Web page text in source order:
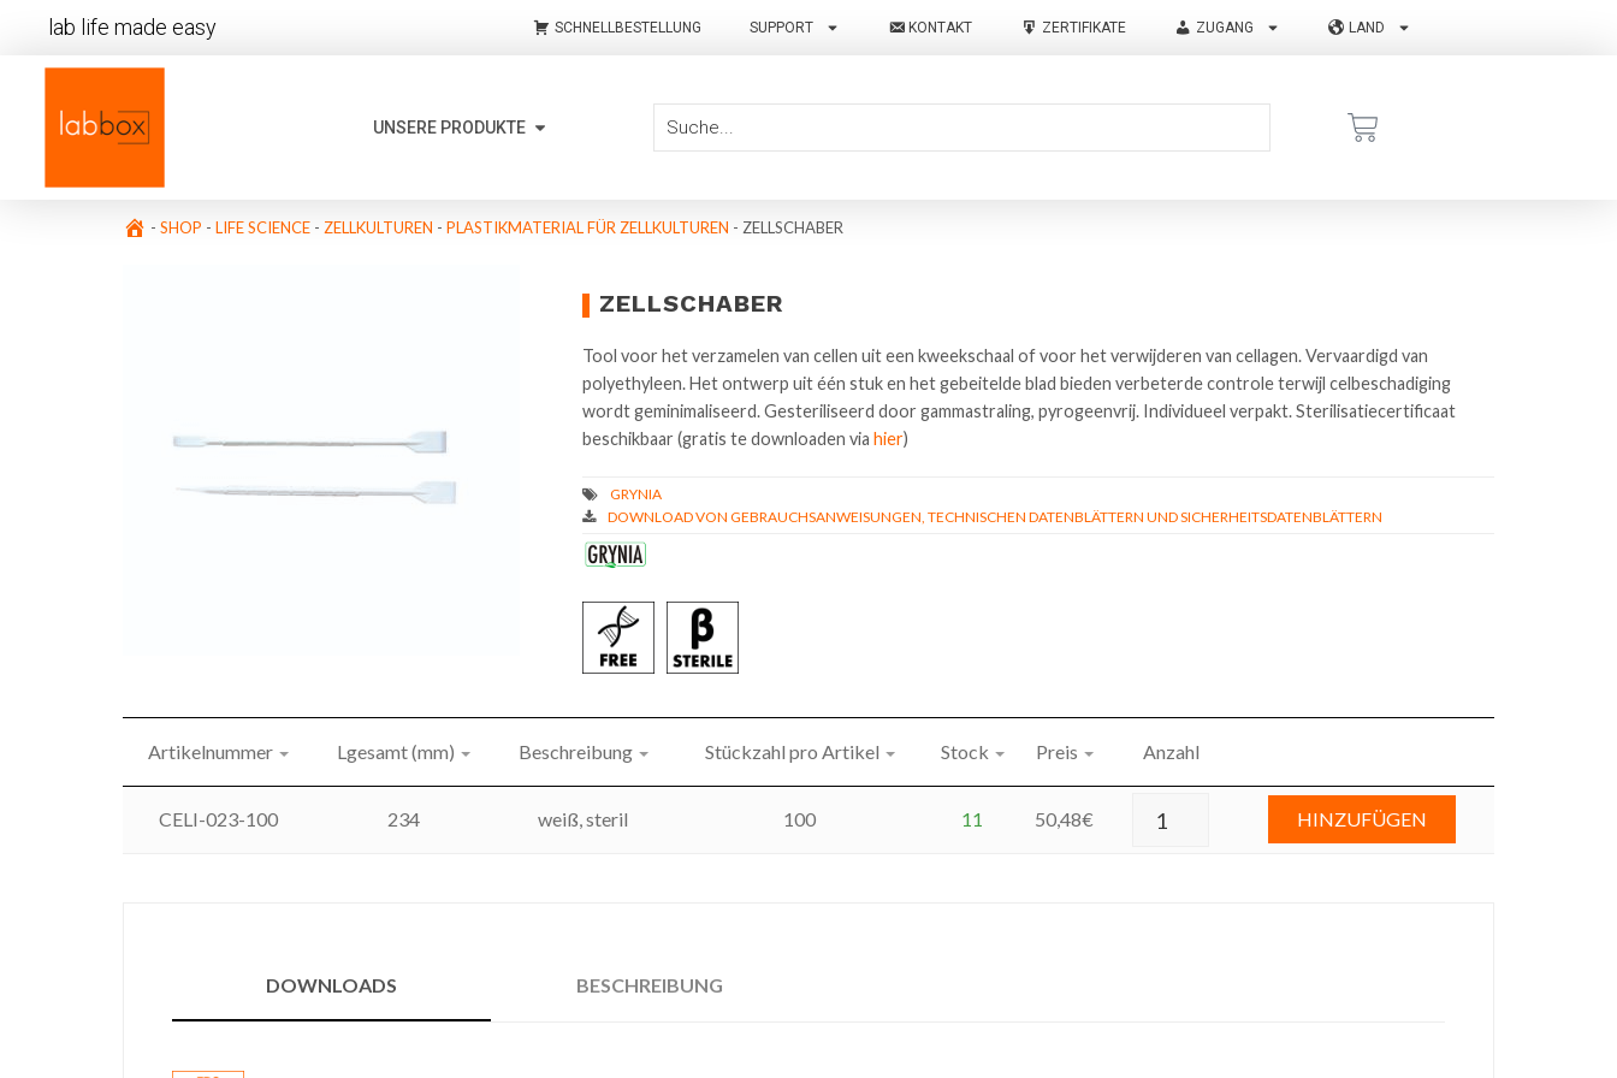
lab life made easy SCHNELLBESTELLUNG SUPPORT KONTAKT ZERTIFIKATE ZUGANG LAND
UNSERE PRODUKTE
- SHOP - LIFE SCIENCE - ZELLKULTUREN - PLASTIKMATERIAL FÜR ZELLKULTUREN - ZELLSCHABER
ZELLSCHABER
Tool voor het verzamelen van cellen uit een kweekschaal of voor het verwijderen van cellagen. Vervaardigd van
polyethyleen. Het ontwerp uit één stuk en het gebeitelde blad bieden verbeterde controle terwijl celbeschadiging
wordt geminimaliseerd. Gesteriliseerd door gammastraling, pyrogeenvrij. Individueel verpakt. Sterilisatiecertificaat
beschikbaar (gratis te downloaden via hier)
DOWNLOAD VON GEBRAUCHSANWEISUNGEN, TECHNISCHEN DATENBLÄTTERN UND SICHERHEITSDATENBLÄTTERN
Artikelnummer Lgesamt (mm) Beschreibung Stückzahl pro Artikel Stock Preis Anzahl
CELI-023-100 234 weiß, steril 100 11 50,48€ HINZUFÜGEN
DOWNLOADS BESCHREIBUNG